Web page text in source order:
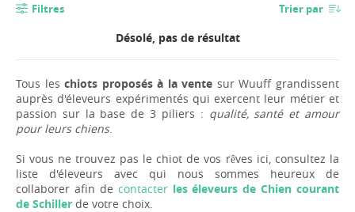
Filtres Trier par
Désolé, pas de résultat
Tous leschiots proposés à la vente sur Wuuff grandissent
auprès d'éleveurs expérimentés qui exercent leur métier et
passion sur la base de 3 piliers : qualité, santé et amour
pour leurs chiens.
Si vous ne trouvez pas le chiot de vos rêves ici, consultez la
liste d'éleveurs avec qui nous sommes heureux de
collaborer afin de contacterles éleveurs de Chien courant
de Schiller de votre choix.